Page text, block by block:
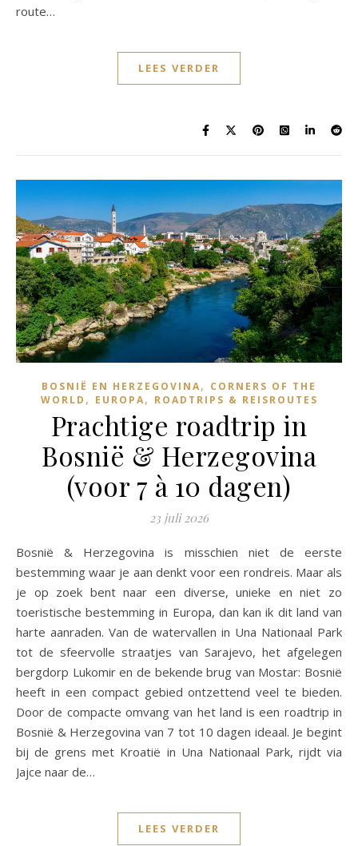
route…
LEES VERDER
BOSNIË EN HERZEGOVINA, CORNERS OF THE
WORLD , EUROPA, ROADTRIPS & REISROUTES
Prachtige roadtrip in
Bosnië & Herzegovina
(voor 7 à 10 dagen)
23 juli 2026
Bosnië & Herzegovina is misschien niet de eerste
bestemming waar je aan denkt voor een rondreis. Maar als
je op zoek bent naar een diverse, unieke en niet zo
toeristische bestemming in Europa, dan kan ik dit land van
harte aanraden. Van de watervallen in Una Nationaal Park
tot de sfeervolle straatjes van Sarajevo, het afgelegen
bergdorp Lukomir en de bekende brug van Mostar: Bosnië
heeft in een compact gebied ontzettend veel te bieden.
Door de compacte omvang van het land is een roadtrip in
Bosnië & Herzegovina van 7 tot 10 dagen ideaal. Je begint
bij de grens met Kroatië in Una Nationaal Park, rijdt via
Jajce naar de…
LEES VERDER